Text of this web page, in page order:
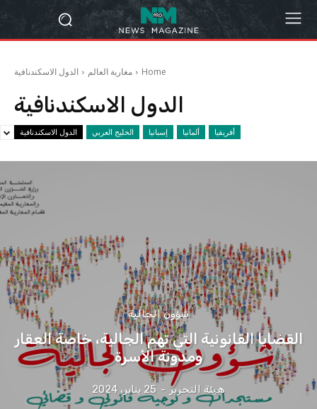
Home مغاربة العالم الدول الاسكندنافية
الدول الاسكندنافية
أفريقيا ألمانيا إسبانيا الخليج العربي الدول الاسكندنافية
شؤون الجالية
القضايا القانونية التي تهم الجالية، خاصة العقار
ومدونة الأسرة
هيئة التحرير - 25 يناير، 2024